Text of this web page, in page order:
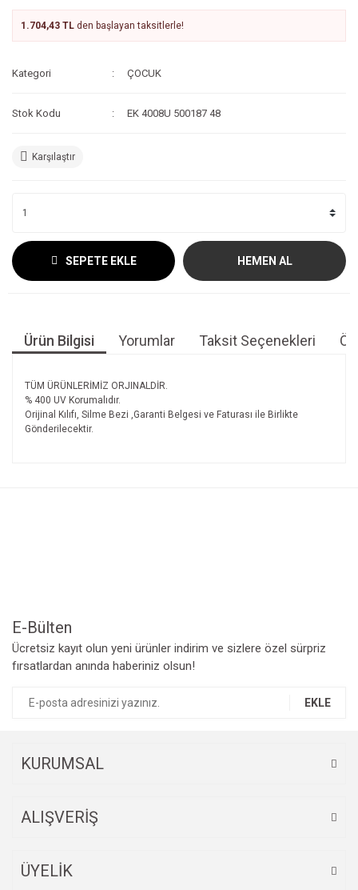
1.704,43 TL den başlayan taksitlerle!
Kategori ÇOCUK
Stok Kodu EK 4008U 500187 48
Karşılaştır
SEPETE EKLE HEMEN AL
Ürün Bilgisi Yorumlar Taksit Seçenekleri
TÜM ÜRÜNLERİMİZ ORJINALDİR.
% 400 UV Korumalıdır.
Orijinal Kılıfı, Silme Bezi ,Garanti Belgesi ve Faturası ile Birlikte
Gönderilecektir.
E-Bülten
Ücretsiz kayıt olun yeni ürünler indirim ve sizlere özel sürpriz
fırsatlardan anında haberiniz olsun!
EKLE
KURUMSAL
ALIŞVERİŞ
ÜYELİK